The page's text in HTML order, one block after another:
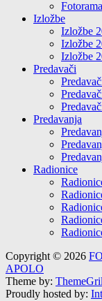
Izložbe
Izložbe
Izložbe
Izložbe
Predavači
Predavanja
Radionice
Copyright © 2026
APOLO
Theme by:
Proudly hosted by: